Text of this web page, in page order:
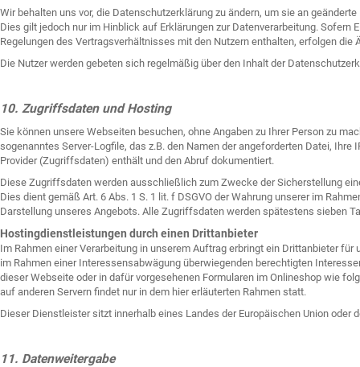
Wir behalten uns vor, die Datenschutzerklärung zu ändern, um sie an
Dies gilt jedoch nur im Hinblick auf Erklärungen zur Datenverarbeitung.
Regelungen des Vertragsverhältnisses mit den Nutzern enthalten, erfolgen die
Die Nutzer werden gebeten sich regelmäßig über den Inhalt der
10. Zugriffsdaten und Hosting
Sie können unsere Webseiten besuchen, ohne Angaben zu Ihrer Person zu
sogenanntes Server-Logfile, das z.B. den Namen der angeforderten Datei,
Provider (Zugriffsdaten) enthält und den Abruf dokumentiert.
Diese Zugriffsdaten werden ausschließlich zum Zwecke der Sicherstellung
Dies dient gemäß Art. 6 Abs. 1 S. 1 lit. f DSGVO der Wahrung unserer im
Darstellung unseres Angebots. Alle Zugriffsdaten werden spätestens sieben
Hostingdienstleistungen durch einen Drittanbieter
Im Rahmen einer Verarbeitung in unserem Auftrag erbringt ein Drittanbieter
im Rahmen einer Interessensabwägung überwiegenden berechtigten
dieser Webseite oder in dafür vorgesehenen Formularen im Onlineshop wie
auf anderen Servern findet nur in dem hier erläuterten Rahmen statt.
Dieser Dienstleister sitzt innerhalb eines Landes der Europäischen Union oder
11. Datenweitergabe